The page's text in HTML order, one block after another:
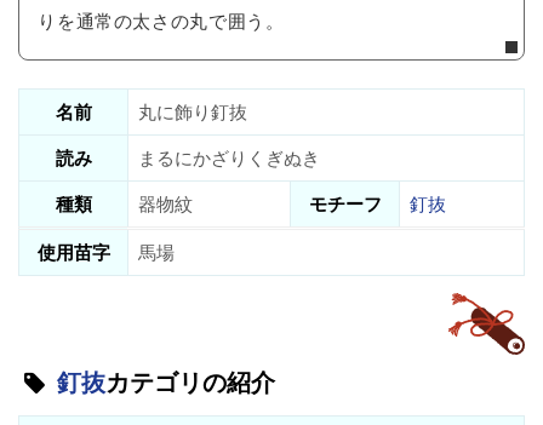
りを通常の太さの丸で囲う。
名前
丸に飾り釘抜
読み
まるにかざりくぎぬき
種類
器物紋 モチーフ
釘抜
使用苗字
馬場
釘抜カテゴリの紹介